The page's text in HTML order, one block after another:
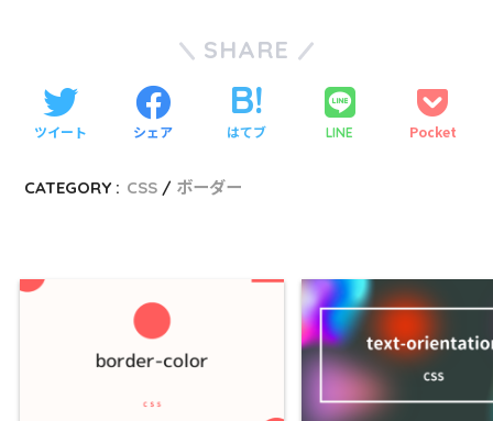
SHARE
ツイート シェア はてブ LINE Pocket
CATEGORY : CSS ボーダー